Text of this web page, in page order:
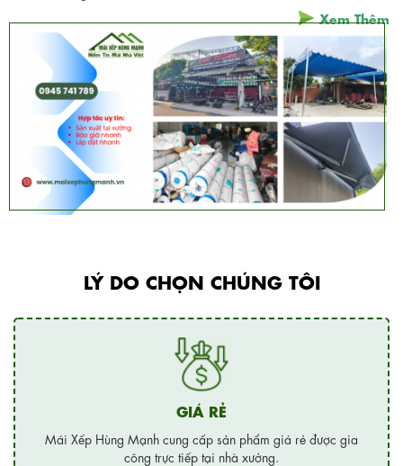
Xem Thêm
LÝ DO CHỌN CHÚNG TÔI
GIÁ RẺ
Mái Xếp Hùng Mạnh cung cấp sản phẩm giá rẻ được gia
công trực tiếp tại nhà xưởng.